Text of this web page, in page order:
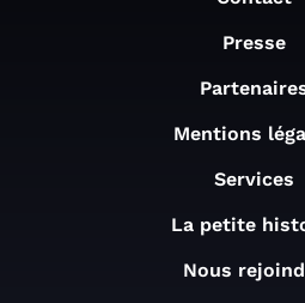
Presse
Mentions
Services
La petite
Nous